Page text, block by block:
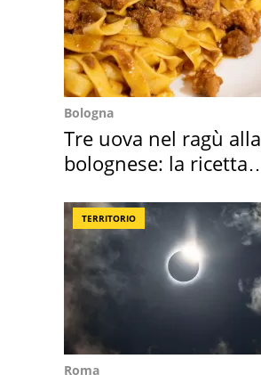
Bologna
Tre uova nel ragù alla
bolognese: la ricetta
TERRITORIO
Roma